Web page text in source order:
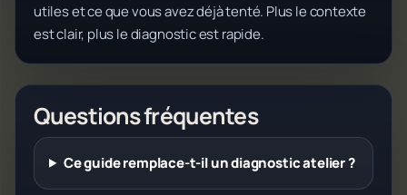
utiles et ce que vous avez déjà tenté. Plus le contexte
est clair, plus le diagnostic est rapide.
Questions fréquentes
Ce guide remplace-t-il un diagnostic atelier ?